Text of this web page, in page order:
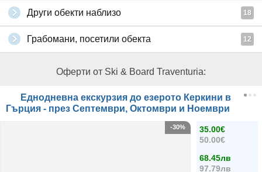
Други обекти наблизо 18
Грабомани, посетили обекта 12
Оферти от Ski & Board Traventuria:
Еднодневна екскурзия до езерото Керкини в
Гърция - през Септември, Октомври и Ноември
35.00€
50.00€
68.45лв
97.79лв
-30%